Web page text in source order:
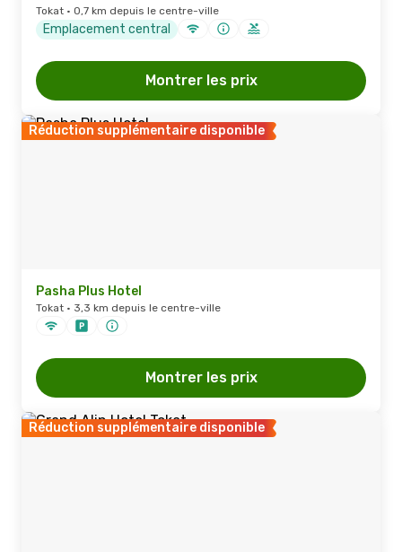
Tokat · 0,7 km depuis le centre-ville
Emplacement central
Montrer les prix
Réduction supplémentaire disponible
Pasha Plus Hotel
Tokat · 3,3 km depuis le centre-ville
Montrer les prix
Réduction supplémentaire disponible